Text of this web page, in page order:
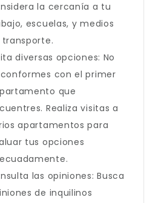
la cercanía a tu
escuelas, y medios
transporte.
diversas opciones: No
con el primer
que
Realiza visitas a
apartamentos para
tus opciones
las opiniones: Busca
de inquilinos